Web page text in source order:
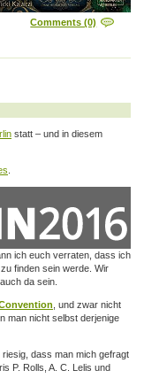
Comments (0)
statt – und in diesem
ich euch verraten, dass ich
zu finden sein werde. Wir
da sein.
, und zwar nicht
man nicht selbst derjenige
riesig, dass man mich gefragt
P. Rolls, A. C. Lelis und